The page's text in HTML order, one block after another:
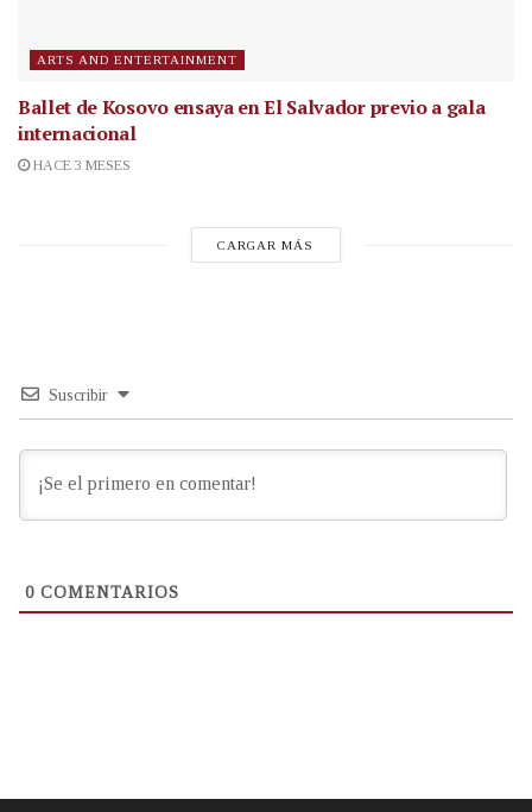
ARTS AND ENTERTAINMENT
Ballet de Kosovo ensaya en El Salvador previo a gala
internacional
HACE 3 MESES
CARGAR MÁS
Suscribir
0 COMENTARIOS